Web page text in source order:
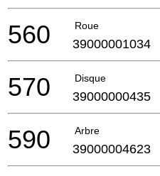
Roue
560 39000001034
Disque
570 39000000435
Arbre
590 39000004623